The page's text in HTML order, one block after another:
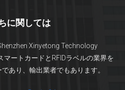
に関しては
Xinyetong Technology
マートカードとRFIDラベルの業界を
あり、輸出業者でもあります。